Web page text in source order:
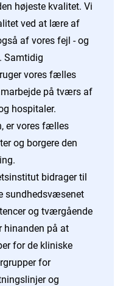
højeste kvalitet. Vi
ved at lære af
af vores fejl - og
Samtidig
vores fælles
på tværs af
hospitaler.
er vores fælles
og borgere den
bidrager til
sundhedsvæsenet
og tværgående
hinanden på at
for de kliniske
for
og